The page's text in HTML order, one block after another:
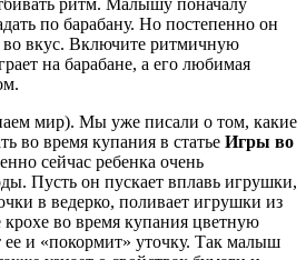
ритм. Малышу поначалу
по барабану. Но постепенно он
во вкус. Включите ритмичную
на барабане, а его любимая
мир). Мы уже писали о том, какие
во время купания в статье Игры во
сейчас ребенка очень
Пусть он пускает вплавь игрушки,
в ведерко, поливает игрушки из
во время купания цветную
ее и «покормит» уточку. Так малыш